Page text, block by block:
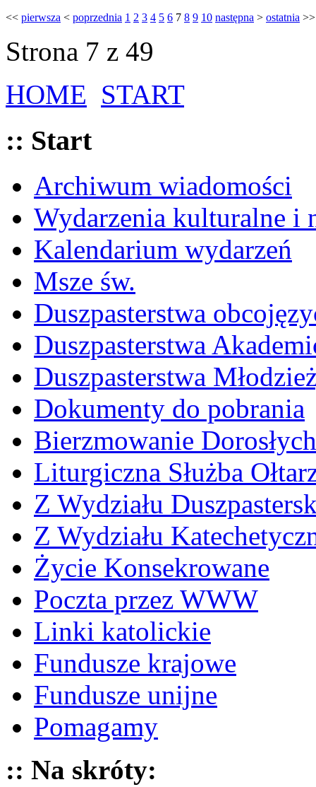
<< pierwsza < poprzednia 1 2 3 4 5 6 7 8 9 10 następna > ostatnia >>
Strona 7 z 49
HOME START
:: Start
Archiwum wiadomości
Wydarzenia kulturalne i
Kalendarium wydarzeń
Msze św.
Duszpasterstwa
Duszpasterstwa
Duszpasterstwa
Dokumenty do pobrania
Bierzmowanie Dorosłych
Liturgiczna Służba
Z Wydziału
Z Wydziału
Życie Konsekrowane
Poczta przez WWW
Linki katolickie
Fundusze krajowe
Fundusze unijne
Pomagamy
:: Na skróty: